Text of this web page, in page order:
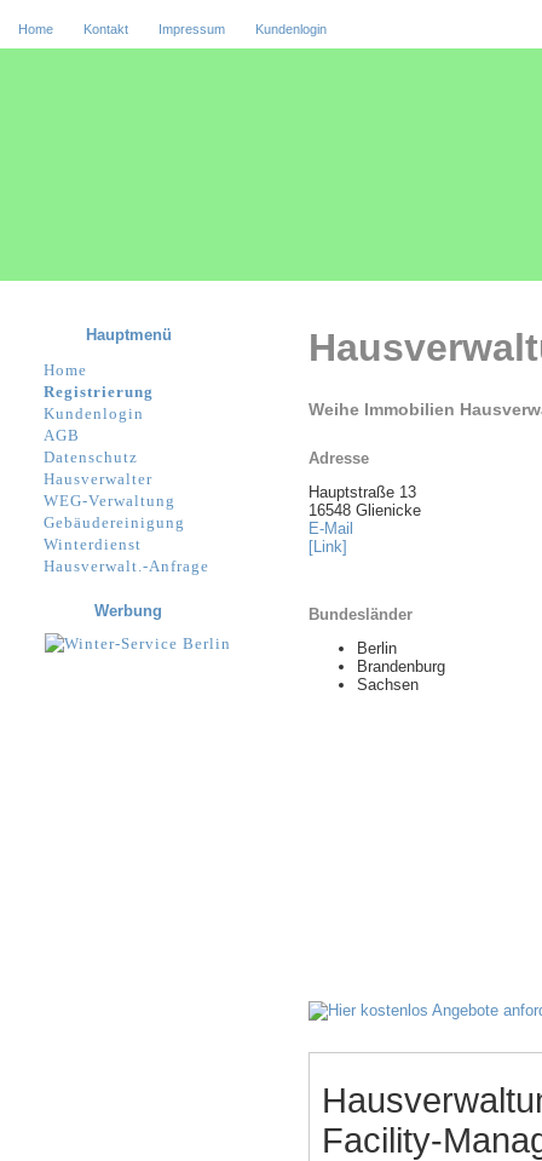
Home Kontakt Impressum Kundenlogin
Weihe Immobilien
Adresse
Hauptstraße 13
16548 Glienicke
E-Mail
[Link]
Bundesländer
Berlin
Brandenburg
Sachsen
Facility-
Hauptmenü
Home
Registrierung
Kundenlogin
AGB
Datenschutz
Hausverwalter
WEG-Verwaltung
Gebäudereinigung
Winterdienst
Hausverwalt.-Anfrage
Werbung